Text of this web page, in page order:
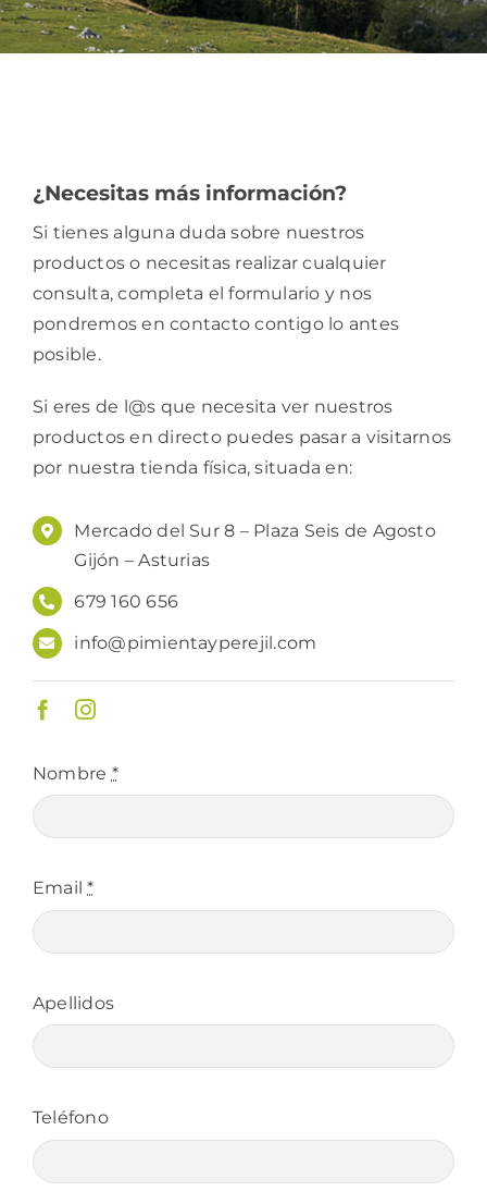
Bebidas
Contacto
¿Necesitas más información?
Si tienes alguna duda sobre nuestros
productos o necesitas realizar cualquier
consulta, completa el formulario y nos
pondremos en contacto contigo lo antes
posible.
Si eres de l@s que necesita ver nuestros
productos en directo puedes pasar a visitarnos
por nuestra tienda física, situada en:
Mercado del Sur 8 – Plaza Seis de Agosto
Gijón – Asturias
679 160 656
info@pimientayperejil.com
Nombre *
Email*
Apellidos
Teléfono